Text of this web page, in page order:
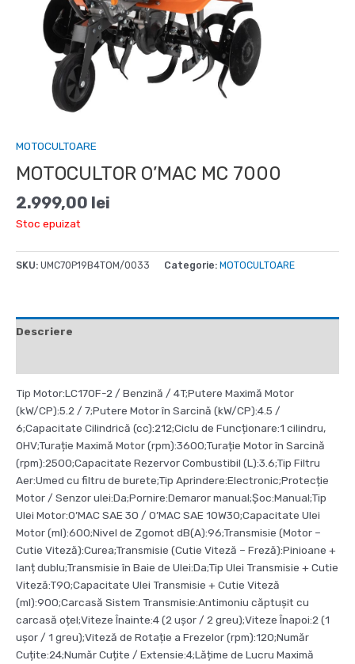
MOTOCULTOARE
MOTOCULTOR O’MAC MC 7000
2.999,00 lei
Stoc epuizat
SKU: UMC70P19B4TOM/0033 Categorie: MOTOCULTOARE
Descriere
Tip Motor:LC170F-2 / Benzină / 4T;Putere Maximă Motor
(kW/CP):5.2 / 7;Putere Motor în Sarcină (kW/CP):4.5 /
6;Capacitate Cilindrică (cc):212;Ciclu de Funcționare:1 cilindru,
OHV;Turație Maximă Motor (rpm):3600;Turație Motor în Sarcină
(rpm):2500;Capacitate Rezervor Combustibil (L):3.6;Tip Filtru
Aer:Umed cu filtru de burete;Tip Aprindere:Electronic;Protecție
Motor / Senzor ulei:Da;Pornire:Demaror manual;Șoc:Manual;Tip
Ulei Motor:O’MAC SAE 30 / O’MAC SAE 10W30;Capacitate Ulei
Motor (ml):600;Nivel de Zgomot dB(A):96;Transmisie (Motor –
Cutie Viteză):Curea;Transmisie (Cutie Viteză – Freză):Pinioane +
lanț dublu;Transmisie în Baie de Ulei:Da;Tip Ulei Transmisie + Cutie
Viteză:T90;Capacitate Ulei Transmisie + Cutie Viteză
(ml):900;Carcasă Sistem Transmisie:Antimoniu căptușit cu
carcasă oțel;Viteze Înainte:4 (2 ușor / 2 greu);Viteze Înapoi:2 (1
ușor / 1 greu);Viteză de Rotație a Frezelor (rpm):120;Număr
Cuțite:24;Număr Cuțite / Extensie:4;Lățime de Lucru Maximă